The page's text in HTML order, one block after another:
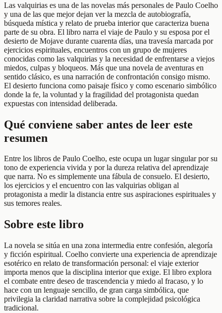
Las valquirias es una de las novelas más personales de Paulo Coelho
y una de las que mejor dejan ver la mezcla de autobiografía,
búsqueda mística y relato de prueba interior que caracteriza buena
parte de su obra. El libro narra el viaje de Paulo y su esposa por el
desierto de Mojave durante cuarenta días, una travesía marcada por
ejercicios espirituales, encuentros con un grupo de mujeres
conocidas como las valquirias y la necesidad de enfrentarse a viejos
miedos, culpas y bloqueos. Más que una novela de aventuras en
sentido clásico, es una narración de confrontación consigo mismo.
El desierto funciona como paisaje físico y como escenario simbólico
donde la fe, la voluntad y la fragilidad del protagonista quedan
expuestas con intensidad deliberada.
Qué conviene saber antes de leer este
resumen
Entre los libros de Paulo Coelho, este ocupa un lugar singular por su
tono de experiencia vivida y por la dureza relativa del aprendizaje
que narra. No es simplemente una fábula de consuelo. El desierto,
los ejercicios y el encuentro con las valquirias obligan al
protagonista a medir la distancia entre sus aspiraciones espirituales y
sus temores reales.
Sobre este libro
La novela se sitúa en una zona intermedia entre confesión, alegoría
y ficción espiritual. Coelho convierte una experiencia de aprendizaje
esotérico en relato de transformación personal: el viaje exterior
importa menos que la disciplina interior que exige. El libro explora
el combate entre deseo de trascendencia y miedo al fracaso, y lo
hace con un lenguaje sencillo, de gran carga simbólica, que
privilegia la claridad narrativa sobre la complejidad psicológica
tradicional.